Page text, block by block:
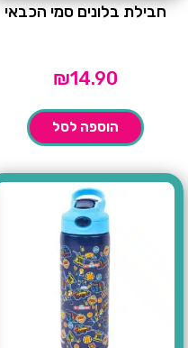
חבילת בלונים סמי הכבאי
₪14.90
הוספה לסל